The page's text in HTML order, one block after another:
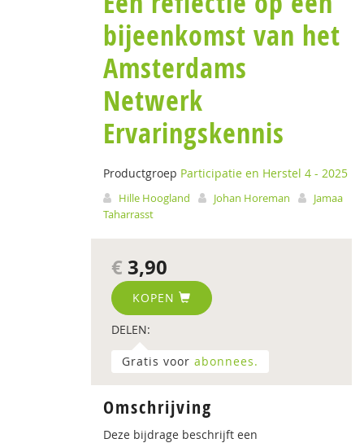
bijeenkomst van het
Amsterdams
Netwerk
Ervaringskennis
Productgroep Participatie en Herstel 4 - 2025
Hille Hoogland Johan Horeman
Jamaa
Taharrasst
€ 3,90
KOPEN
DELEN:
Gratis voor abonnees.
Omschrijving
Deze bijdrage beschrijft een